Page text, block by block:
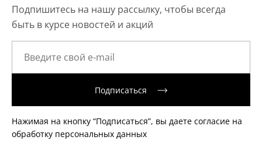
Подпишитесь на нашу рассылку, чтобы всегда
быть в курсе новостей и акций
Подписаться
Нажимая на кнопку “Подписаться”, вы даете согласие на
обработку персональных данных